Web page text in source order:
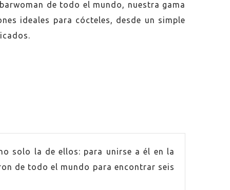
de todo el mundo, nuestra gama
ideales para cócteles, desde un simple
solo la de ellos: para unirse a él en la
de todo el mundo para encontrar seis